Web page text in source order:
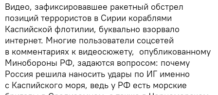
Видео, зафиксировавшее ракетный обстрел
позиций террористов в Сирии кораблями
Каспийской флотилии, буквально взорвало
интернет. Многие пользователи соцсетей
в комментариях к видеосюжету, опубликованному
Минобороны РФ, задаются вопросом: почему
Россия решила наносить удары по ИГ именно
с Каспийского моря, ведь у РФ есть морские